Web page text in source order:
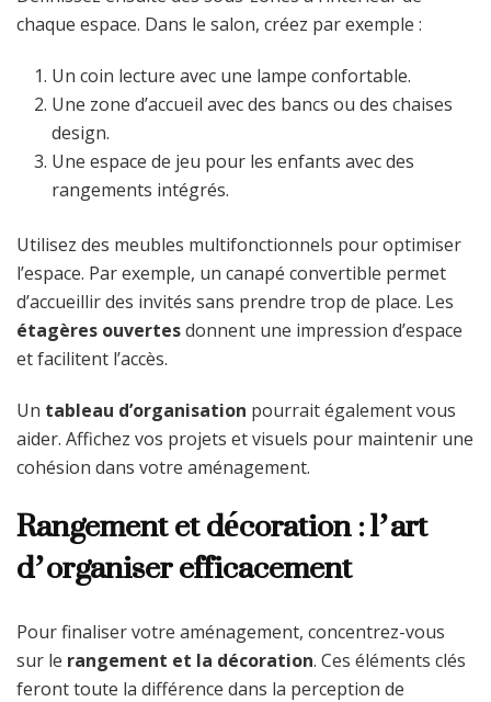
chaque espace. Dans le salon, créez par exemple :
Un coin lecture avec une lampe confortable.
Une zone d’accueil avec des bancs ou des chaises
design.
Une espace de jeu pour les enfants avec des
rangements intégrés.
Utilisez des meubles multifonctionnels pour optimiser
l’espace. Par exemple, un canapé convertible permet
d’accueillir des invités sans prendre trop de place. Les
étagères ouvertesdonnent une impression d’espace
et facilitent l’accès.
Un tableau d’organisation pourrait également vous
aider. Affichez vos projets et visuels pour maintenir une
cohésion dans votre aménagement.
Rangement et décoration : l’art
d’organiser efficacement
Pour finaliser votre aménagement, concentrez-vous
sur le rangement et la décoration. Ces éléments clés
feront toute la différence dans la perception de